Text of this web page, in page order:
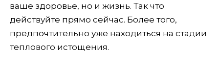
ваше здоровье, но и жизнь. Так что
действуйте прямо сейчас. Более того,
предпочтительно уже находиться на стадии
теплового истощения.